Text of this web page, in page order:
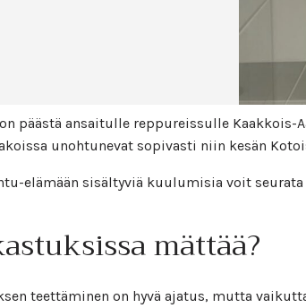
päästä ansaitulle reppureissulle Kaakkois-
unohtunevat sopivasti niin kesän
elämään sisältyviä kuulumisia voit seurata
mättää?
teettäminen on hyvä ajatus, mutta